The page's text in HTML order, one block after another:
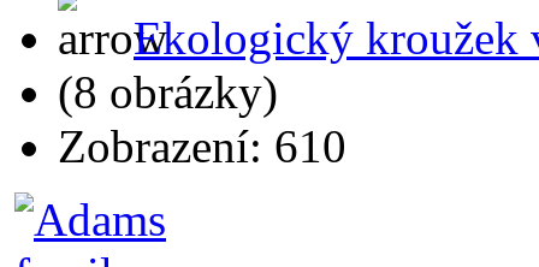
Ekologický kroužek
(8 obrázky)
Zobrazení: 610